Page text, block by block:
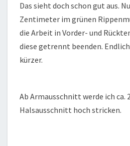
Das sieht doch schon gut aus.
Zentimeter im grünen
die Arbeit in Vorder- und
diese getrennt beenden.
kürzer.
Ab Armausschnitt werde ich
Halsausschnitt hoch stricken.